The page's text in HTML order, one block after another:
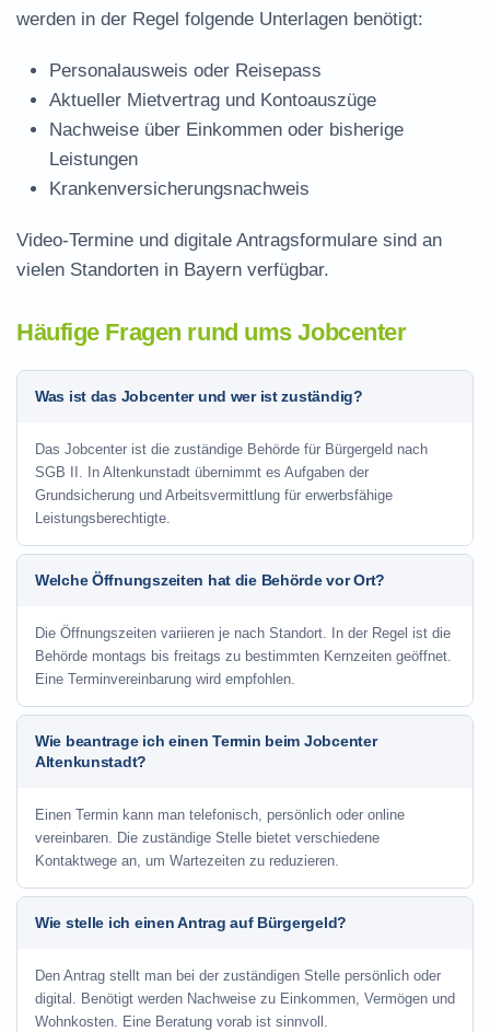
werden in der Regel folgende Unterlagen benötigt:
Personalausweis oder Reisepass
Aktueller Mietvertrag und Kontoauszüge
Nachweise über Einkommen oder bisherige
Leistungen
Krankenversicherungsnachweis
Video-Termine und digitale Antragsformulare sind an
vielen Standorten in Bayern verfügbar.
Häufige Fragen rund ums Jobcenter
Was ist das Jobcenter und wer ist zuständig?
Das Jobcenter ist die zuständige Behörde für Bürgergeld nach
SGB II. In Altenkunstadt übernimmt es Aufgaben der
Grundsicherung und Arbeitsvermittlung für erwerbsfähige
Leistungsberechtigte.
Welche Öffnungszeiten hat die Behörde vor Ort?
Die Öffnungszeiten variieren je nach Standort. In der Regel ist die
Behörde montags bis freitags zu bestimmten Kernzeiten geöffnet.
Eine Terminvereinbarung wird empfohlen.
Wie beantrage ich einen Termin beim Jobcenter
Altenkunstadt?
Einen Termin kann man telefonisch, persönlich oder online
vereinbaren. Die zuständige Stelle bietet verschiedene
Kontaktwege an, um Wartezeiten zu reduzieren.
Wie stelle ich einen Antrag auf Bürgergeld?
Den Antrag stellt man bei der zuständigen Stelle persönlich oder
digital. Benötigt werden Nachweise zu Einkommen, Vermögen und
Wohnkosten. Eine Beratung vorab ist sinnvoll.